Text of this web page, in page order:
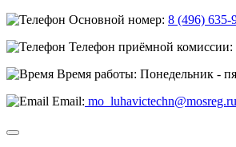
Основной номер: 8 (496) 635-
Телефон приёмной комиссии:
Время работы: Понедельник -
Email: mo_luhavictechn@mosreg.ru